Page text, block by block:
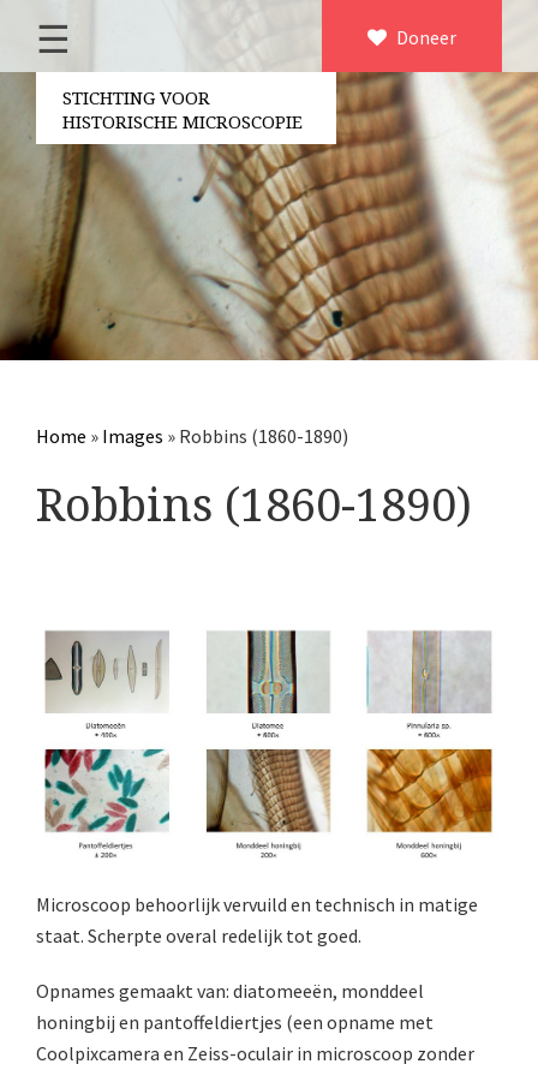
×
Over ons
Contact
Bestuur
Vrijwilligers
Partners
Jaarverslagen
Microscopen
Elektrische meetapparatuur
Makers
Images
Culpeper (ca. 1735)
Cuff (ca. 1745)
volgens Culpeper (1750-1780)
‘Jones’ most improved type’ (1800-1830)
Long, Gould type (1821-1850)
Chevalier, trommelmicroscoop (1831-1841)
Nachet, ‘grand modèle’ (1856-1862)
Doneer
☰
STICHTING VOOR
HISTORISCHE MICROSCOPIE
Home » Images » Robbins (1860-1890)
Robbins (1860-1890)
Microscoop behoorlijk vervuild en technisch in matige
staat. Scherpte overal redelijk tot goed.
Opnames gemaakt van: diatomeeën, monddeel
honingbij en pantoffeldiertjes (een opname met
Coolpixcamera en Zeiss-oculair in microscoop zonder